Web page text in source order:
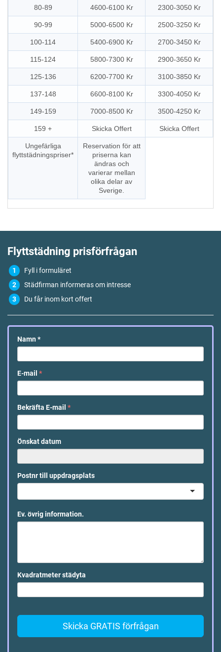
80-89 4600-6100 Kr 2300-3050 Kr
90-99 5000-6500 Kr 2500-3250 Kr
100-114 5400-6900 Kr 2700-3450 Kr
115-124 5800-7300 Kr 2900-3650 Kr
125-136 6200-7700 Kr 3100-3850 Kr
137-148 6600-8100 Kr 3300-4050 Kr
149-159 7000-8500 Kr 3500-4250 Kr
159 + Skicka Offert Skicka Offert
Ungefärliga
flyttstädningspriser*
Reservation för att
priserna kan
ändras och
varierar mellan
olika delar av
Sverige.
Flyttstädning prisförfrågan
Fyll i formuläret
Städfirman informeras om intresse
Du får inom kort offert
Namn *
E-mail *
Bekräfta E-mail *
Önskat datum
Postnr till uppdragsplats
Ev. övrig information.
Kvadratmeter städyta
Skicka GRATIS förfrågan